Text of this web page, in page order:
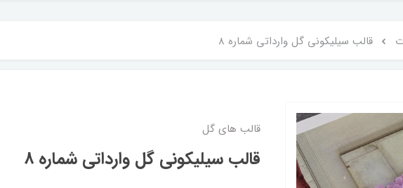
قالب سیلیکونی گل وارداتی شماره 8
قالب های گل
قالب سیلیکونی گل وارداتی شماره 8